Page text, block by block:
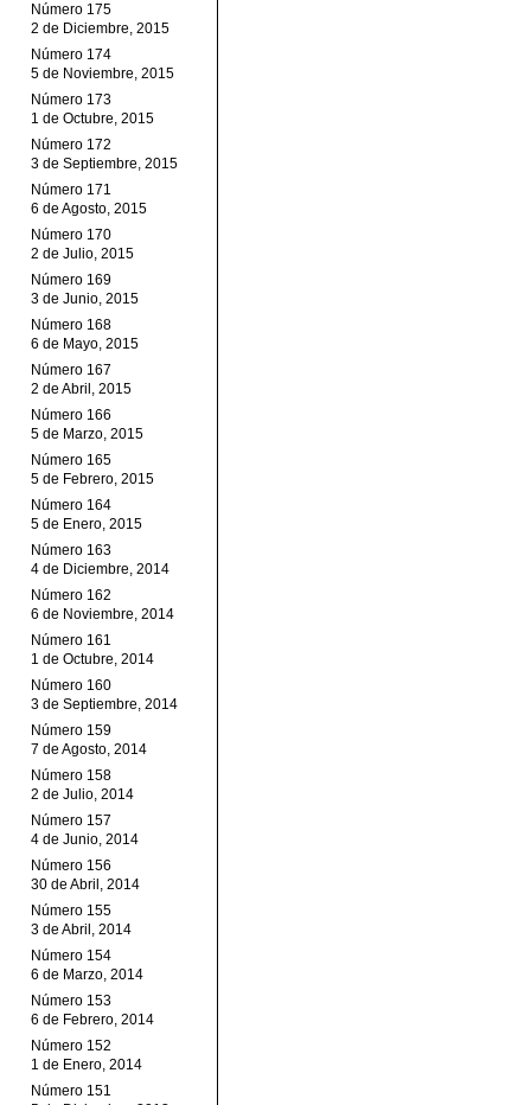
Número 175
2 de Diciembre, 2015
Número 174
5 de Noviembre, 2015
Número 173
1 de Octubre, 2015
Número 172
3 de Septiembre, 2015
Número 171
6 de Agosto, 2015
Número 170
2 de Julio, 2015
Número 169
3 de Junio, 2015
Número 168
6 de Mayo, 2015
Número 167
2 de Abril, 2015
Número 166
5 de Marzo, 2015
Número 165
5 de Febrero, 2015
Número 164
5 de Enero, 2015
Número 163
4 de Diciembre, 2014
Número 162
6 de Noviembre, 2014
Número 161
1 de Octubre, 2014
Número 160
3 de Septiembre, 2014
Número 159
7 de Agosto, 2014
Número 158
2 de Julio, 2014
Número 157
4 de Junio, 2014
Número 156
30 de Abril, 2014
Número 155
3 de Abril, 2014
Número 154
6 de Marzo, 2014
Número 153
6 de Febrero, 2014
Número 152
1 de Enero, 2014
Número 151